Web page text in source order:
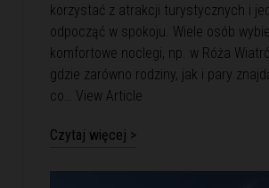
korzystać z atrakcji turystycznych i
odpocząć w spokoju. Wiele osób
komfortowe noclegi, np. w Róża
gdzie zarówno rodziny, jak i pary
co… View Article
Czytaj więcej >